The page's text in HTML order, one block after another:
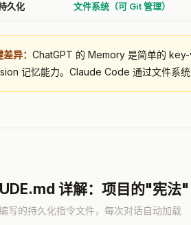
久化 文件系统（可 Git 管理）
异： ChatGPT 的 Memory 是简单的
记忆能力。Claude Code 通过文件系
详解：项目的"宪法"
写的持久化指令文件，每次对话自动加载